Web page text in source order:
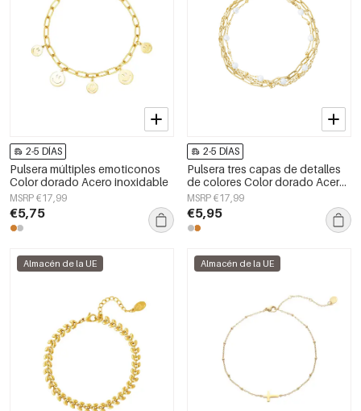
2-5 DÍAS
Pulsera múltiples emoticonos
Color dorado Acero inoxidable
MSRP €17,99
€5,75
2-5 DÍAS
Pulsera tres capas de detalles
de colores Color dorado Acero
inoxidable
MSRP €17,99
€5,95
Almacén de la UE Almacén de la UE